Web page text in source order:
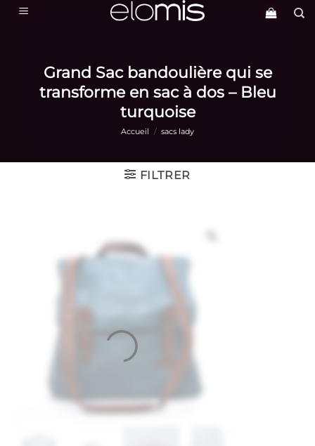
Passer
Grand Sac bandoulière qui se
transforme en sac à dos – Bleu
turquoise
Accueil / sacs lady
FILTRER